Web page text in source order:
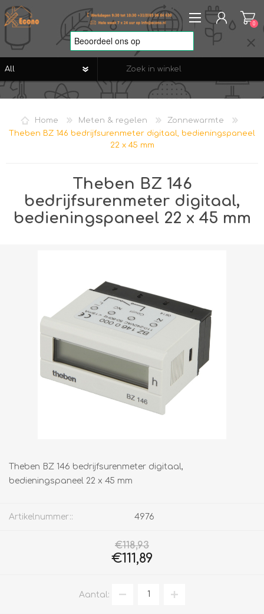
REGISTREREN
VERLANGLIJST
0
Home Meten & regelen
Zonnewarmte
Theben BZ 146 bedrijfsurenmeter digitaal, bedieningspaneel
22 x 45 mm
Theben BZ 146
bedrijfsurenmeter digitaal,
bedieningspaneel 22 x 45 mm
Theben BZ 146 bedrijfsurenmeter digitaal,
bedieningspaneel 22 x 45 mm
Artikelnummer:: 4976
€118,93
€111,89
Aantal: